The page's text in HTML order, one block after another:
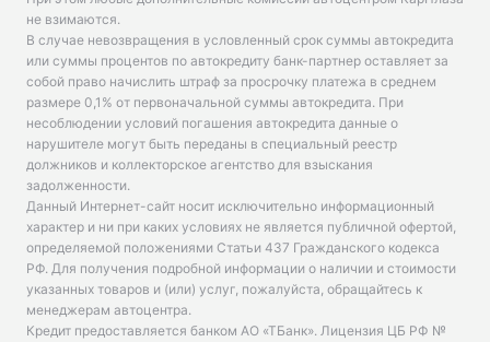
не взимаются.
В случае невозвращения в условленный срок суммы автокредита
или суммы процентов по автокредиту банк-партнер оставляет за
собой право начислить штраф за просрочку платежа в среднем
размере 0,1% от первоначальной суммы автокредита. При
несоблюдении условий погашения автокредита данные о
нарушителе могут быть переданы в специальный реестр
должников и коллекторское агентство для взыскания
задолженности.
Данный Интернет-сайт носит исключительно информационный
характер и ни при каких условиях не является публичной офертой,
определяемой положениями Статьи 437 Гражданского кодекса
РФ. Для получения подробной информации о наличии и стоимости
указанных товаров и (или) услуг, пожалуйста, обращайтесь к
менеджерам автоцентра.
Кредит предоставляется банком АО «ТБанк». Лицензия ЦБ РФ №